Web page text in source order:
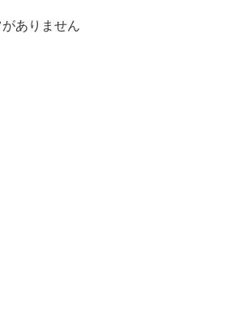
ありません